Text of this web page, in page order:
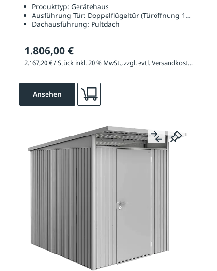
Produkttyp: Gerätehaus
Ausführung Tür: Doppelflügeltür (Türöffnung 1390 x
Dachausführung: Pultdach
1.806,00 €
2.167,20 € / Stück inkl. 20 % MwSt., zzgl. evtl. Versandkosten
Ansehen